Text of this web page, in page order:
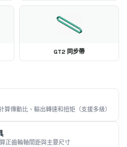
GT2 同步帶
算傳動比、輸出轉速和扭矩（支援多級）
正齒輪軸間距與主要尺寸